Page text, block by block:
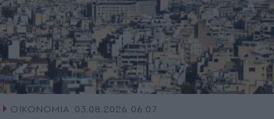
ΟΙΚΟΝΟΜΙΑ 03.08.2026 06:07